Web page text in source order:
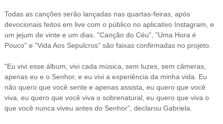
Todas as canções serão lançadas nas quartas-feiras, após
devocionais feitos em live com o público no aplicativo Instagram, e
um jejum de vinte e um dias. "Canção do Céu", "Uma Hora é
Pouco" e "Vida Aos Sepulcros" são faixas confirmadas no projeto.
"Eu vivi esse álbum, vivi cada música, sem luzes, sem câmeras,
apenas eu e o Senhor, e eu vivi a experiência da minha vida. Eu
não quero que você sente e apenas assista, eu quero que você
viva, eu quero que você viva o sobrenatural, eu quero que viva o
que você nunca viveu antes do Senhor", declarou Gabriela.